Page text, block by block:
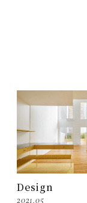
Design
2021.05